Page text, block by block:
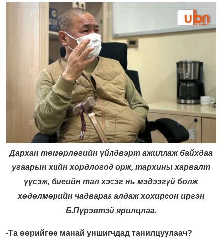
Дархан төмөрлөгийн үйлдвэрт ажиллаж байхдаа
угаарын хийн хордлогод орж, тархины харвалт
үүсэж, биеийн тал хэсэг нь мэдээгүй болж
хөдөлмөрийн чадвараа алдаж хохирсон иргэн
Б.Пүрэвтэй ярилцлаа.
-Та өөрийгөө манай уншигчдад танилцуулаач?